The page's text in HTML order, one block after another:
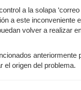
a la solapa ‘correo
a este inconveniente
volver a realizar
anteriormente
el origen del problema.